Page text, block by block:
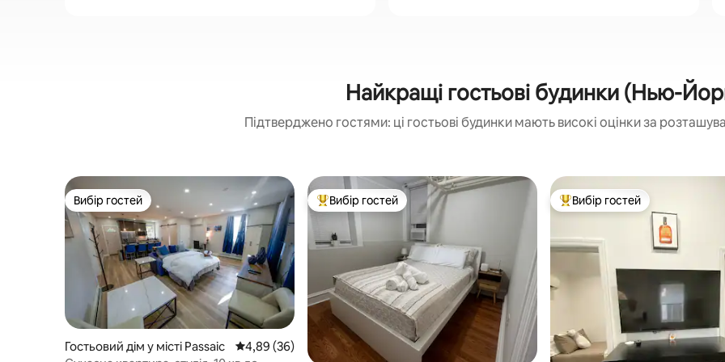
Найкращі гостьові будинки (Нью-
Підтверджено гостями: ці гостьові будинки мають високі оцінки за
Вибір гостей
Вибір гостей
Гостьовий дім у місті Passaic Середня оцінка: 4,89 з 5, відгуки: 36
4,89 (36)
Топ вибір гостей
Вибір гостей Топ вибір гостей
Вибір гостей